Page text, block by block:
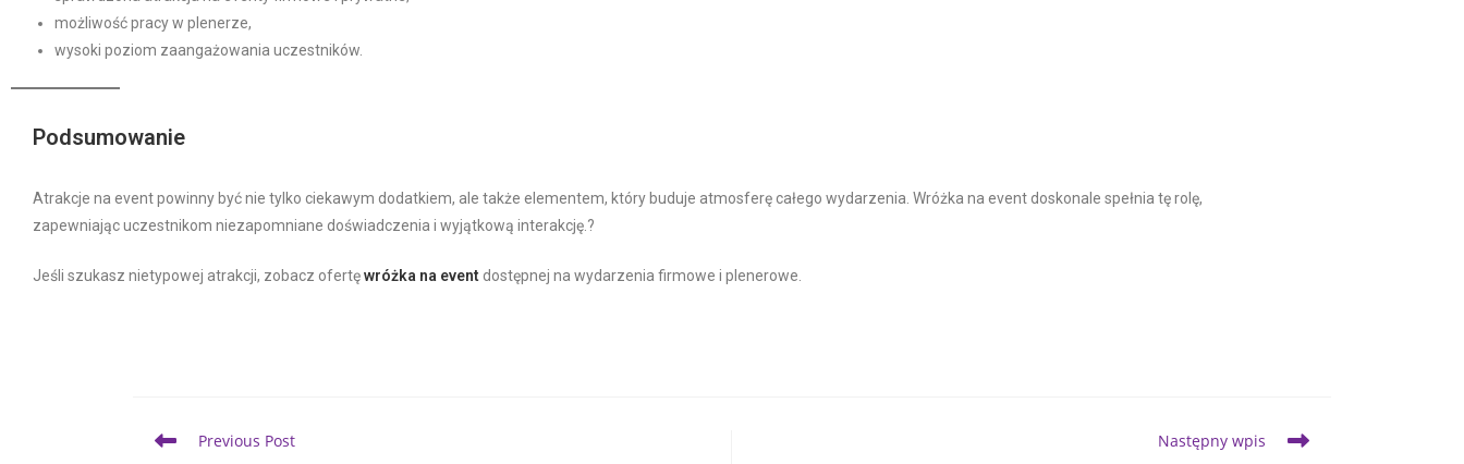
możliwość pracy w plenerze,
wysoki poziom zaangażowania uczestników.
Podsumowanie
Atrakcje na event powinny być nie tylko ciekawym dodatkiem, ale także elementem, który buduje atmosferę całego wydarzenia. Wróżka na event doskonale spełnia tę rolę,
zapewniając uczestnikom niezapomniane doświadczenia i wyjątkową interakcję.?
Jeśli szukasz nietypowej atrakcji, zobacz ofertęwróżka na event dostępnej na wydarzenia firmowe i plenerowe.
Previous Post Następny wpis